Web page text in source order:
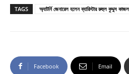
TAGS অ্যাটর্নি জেনারেল হলেন ব্যারিস্টার রুহুল কুদ্দুস কাজল
Facebook Email